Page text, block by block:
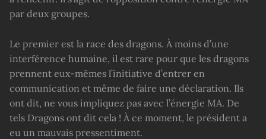
par deux groupes.
Le premier est la race des dragons. À moins d’une
interférence humaine, il est rare pour que les dragons
prennent eux-mêmes l’initiative d’entrer en
communication et même de faire une déclaration. Ils
ont dit, ne vous impliquez pas avec l’énergie MA. De
tels Dragons ont dit cela ! À ce moment, le président a
eu un mauvais pressentiment.